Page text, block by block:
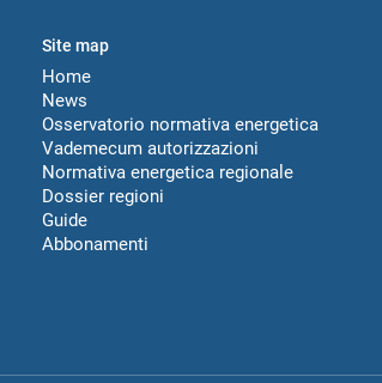
Site map
Home
News
Osservatorio normativa energetica
Vademecum autorizzazioni
Normativa energetica regionale
Dossier regioni
Guide
Abbonamenti